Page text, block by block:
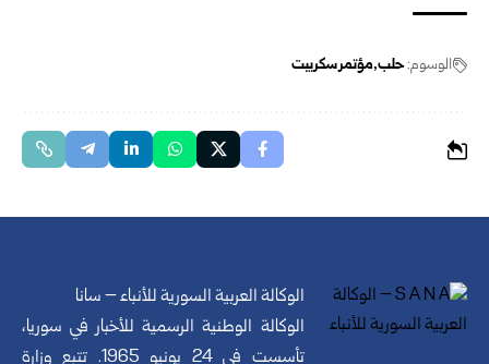
الوسوم:حلب مؤتمر سكريبت
الوكالة العربية السورية للأنباء – سانا
الوكالة الوطنية الرسمية للأخبار في سوريا،
تأسست في 24 يونيو 1965. تتبع وزارة